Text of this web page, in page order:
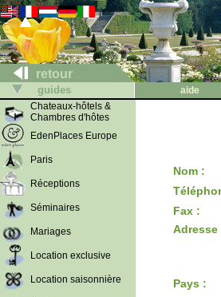
retour
guides aide
Chateaux-hôtels &
Chambres d'hôtes
EdenPlaces Europe
Paris
Réceptions
Séminaires
Mariages
Location exclusive
Location saisonnière
Nom :
Fax :
Adresse
Pays :